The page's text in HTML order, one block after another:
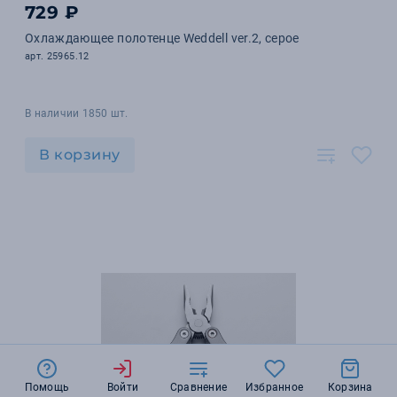
729 ₽
Охлаждающее полотенце Weddell ver.2, серое
арт. 25965.12
В наличии 1850 шт.
В корзину
Помощь Войти Сравнение Избранное Корзина